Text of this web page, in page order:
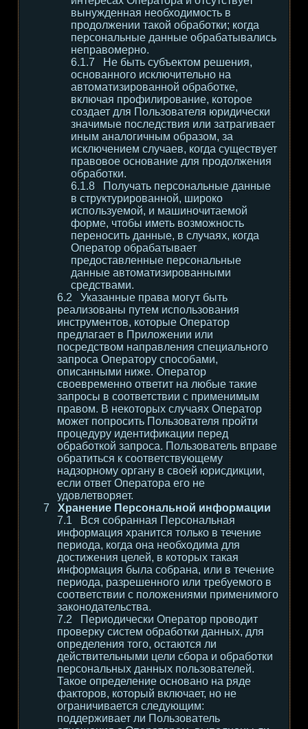
вынужденная необходимость в
продолжении такой обработки; когда
персональные данные обрабатывались
неправомерно.
Не быть субъектом решения,
основанного исключительно на
автоматизированной обработке,
включая профилирование, которое
создает для Пользователя юридически
значимые последствия или затрагивает
иным аналогичным образом, за
исключением случаев, когда существует
правовое основание для продолжения
обработки.
Получать персональные данные
в структурированной, широко
используемой, и машиночитаемой
форме, чтобы иметь возможность
переносить данные, в случаях, когда
Оператор обрабатывает
предоставленные персональные
данные автоматизированными
средствами.
Указанные права могут быть
реализованы путем использования
инструментов, которые Оператор
предлагает в Приложении или
посредством направления специального
запроса Оператору способами,
описанными ниже. Оператор
своевременно ответит на любые такие
запросы в соответствии с применимым
правом. В некоторых случаях Оператор
может попросить Пользователя пройти
процедуру идентификации перед
обработкой запроса. Пользователь вправе
обратиться к соответствующему
надзорному органу в своей юрисдикции,
если ответ Оператора его не
удовлетворяет.
Хранение Персональной информации
Вся собранная Персональная
информация хранится только в течение
периода, когда она необходима для
достижения целей, в которых такая
информация была собрана, или в течение
периода, разрешенного или требуемого в
соответствии с положениями применимого
законодательства.
Периодически Оператор проводит
проверку систем обработки данных, для
определения того, остаются ли
действительными цели сбора и обработки
персональных данных пользователей.
Такое определение основано на ряде
факторов, который включает, но не
ограничивается следующим:
поддерживает ли Пользователь